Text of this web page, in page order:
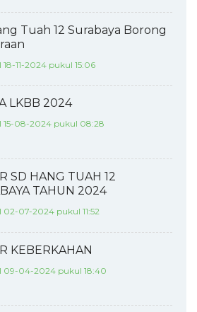
Tuah 12 Surabaya Borong
11-2024 pukul 15:06
LKBB 2024
15-08-2024 pukul 08:28
SD HANG TUAH 12
TAHUN 2024
02-07-2024 pukul 11:52
KEBERKAHAN
09-04-2024 pukul 18:40